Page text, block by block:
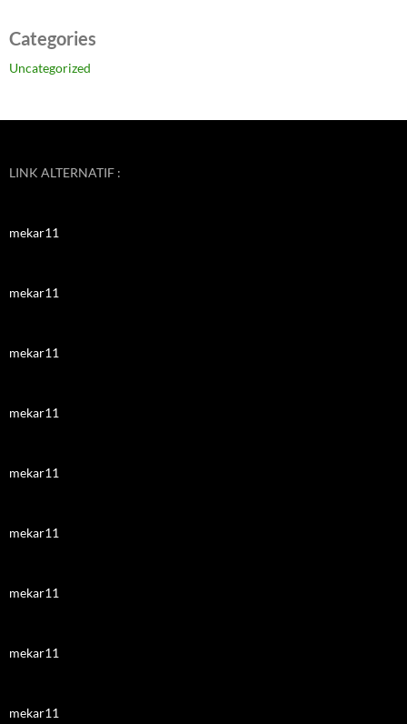
Categories
Uncategorized
LINK ALTERNATIF :
mekar11
mekar11
mekar11
mekar11
mekar11
mekar11
mekar11
mekar11
mekar11